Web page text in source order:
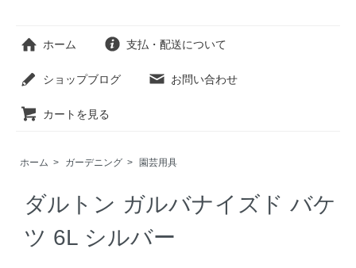
ホーム 支払・配送について
ショップブログ お問い合わせ
カートを見る
ホーム > ガーデニング > 園芸用具
ダルトン ガルバナイズド バケ
ツ 6L シルバー